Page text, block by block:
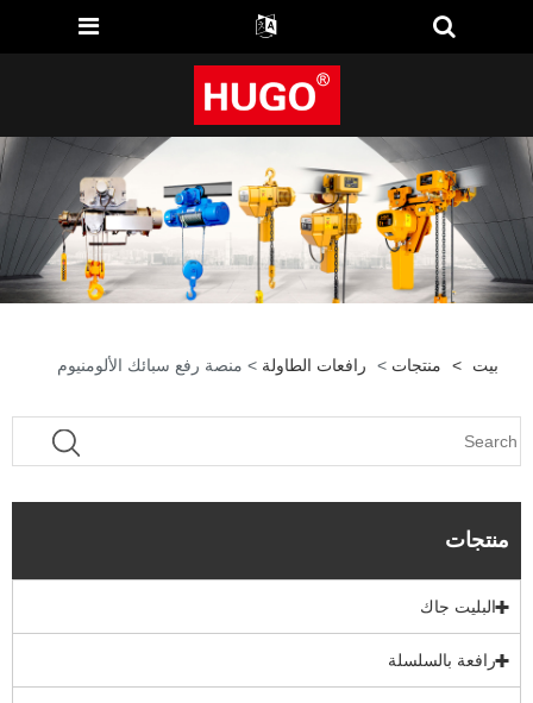
بيت > منتجات > رافعات الطاولة > منصة رفع سبائك الألومنيوم
منتجات
البليت جاك
رافعة بالسلسلة